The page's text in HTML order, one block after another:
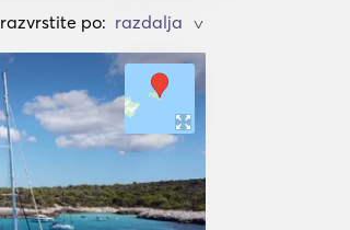
razvrstite po: >